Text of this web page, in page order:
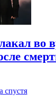
во
спустя